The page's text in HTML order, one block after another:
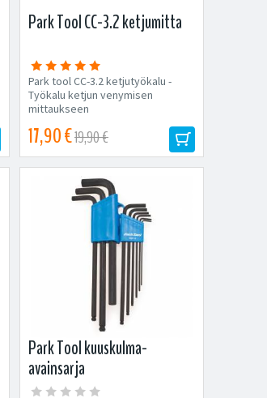
Park Tool CC-3.2 ketjumitta
Park tool CC-3.2 ketjutyökalu -
Työkalu ketjun venymisen
mittaukseen
17,90 €19,90 €
Park Tool kuuskulma-
avainsarja